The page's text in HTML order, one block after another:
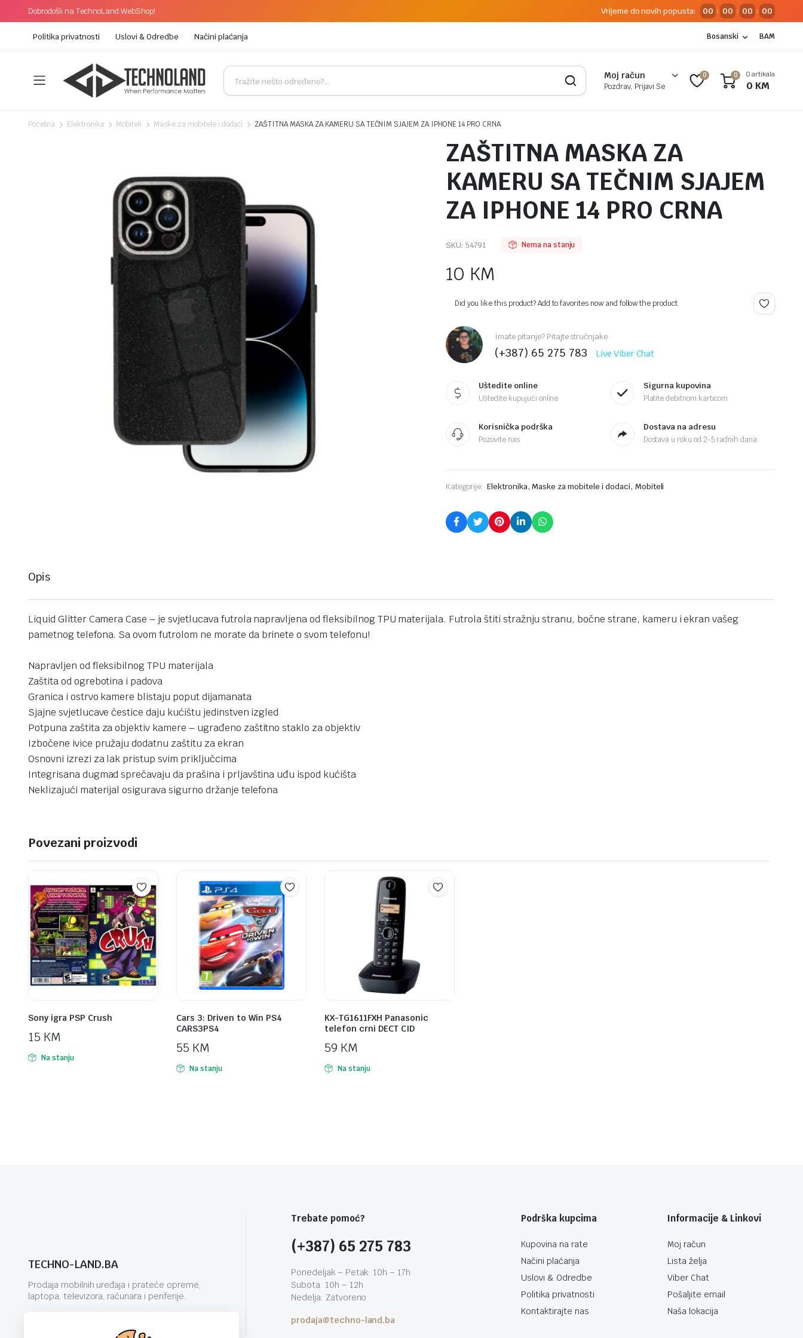
Dobrodošli na TechnoLand WebShop! Vrijeme do novih popusta: 00 : 00 : 00 : 00
Politika privatnosti Uslovi & Odredbe Načini plaćanja Bosanski BAM
Moj račun
Pozdrav, Prijavi Se
0 0 0 artikala
0 KM
Početna Elektronika Mobiteli Maske za mobitele i dodaci ZAŠTITNA MASKA ZA KAMERU SA TEČNIM SJAJEM ZA IPHONE 14 PRO CRNA
ZAŠTITNA MASKA ZA
KAMERU SA TEČNIM SJAJEM
ZA IPHONE 14 PRO CRNA
SKU: 54791 Nema na stanju
10 KM
Did you like this product? Add to favorites now and follow the product.
Imate pitanje? Pitajte stručnjake
(+387) 65 275 783 Live Viber Chat
Uštedite online
Uštedite kupujući online
Sigurna kupovina
Platite debitnom karticom
Korisnička podrška
Pozovite nas
Dostava na adresu
Dostava u roku od 2-5 radnih dana
Kategorije: Elektronika, Maske za mobitele i dodaci, Mobiteli
Opis
Liquid Glitter Camera Case – je svjetlucava futrola napravljena od fleksibilnog TPU materijala. Futrola štiti stražnju stranu, bočne strane, kameru i ekran vašeg
pametnog telefona. Sa ovom futrolom ne morate da brinete o svom telefonu!
Napravljen od fleksibilnog TPU materijala
Zaštita od ogrebotina i padova
Granica i ostrvo kamere blistaju poput dijamanata
Sjajne svjetlucave čestice daju kućištu jedinstven izgled
Potpuna zaštita za objektiv kamere – ugrađeno zaštitno staklo za objektiv
Izbočene ivice pružaju dodatnu zaštitu za ekran
Osnovni izrezi za lak pristup svim priključcima
Integrisana dugmad sprečavaju da prašina i prljavština uđu ispod kućišta
Neklizajući materijal osigurava sigurno držanje telefona
Povezani proizvodi
Sony igra PSP Crush
15 KM
Na stanju
Cars 3: Driven to Win PS4
CARS3PS4
55 KM
Na stanju
KX-TG1611FXH Panasonic
telefon crni DECT CID
59 KM
Na stanju
TECHNO-LAND.BA
Prodaja mobilnih uređaja i prateće opreme,
laptopa, televizora, računara i periferije.
Trebate pomoć?
(+387) 65 275 783
Ponedeljak – Petak: 10h – 17h
Subota: 10h – 12h
Nedelja: Zatvoreno
prodaja@techno-land.ba
Podrška kupcima
Kupovina na rate
Načini plaćanja
Uslovi & Odredbe
Politika privatnosti
Kontaktirajte nas
Informacije & Linkovi
Moj račun
Lista želja
Viber Chat
Pošaljite email
Naša lokacija